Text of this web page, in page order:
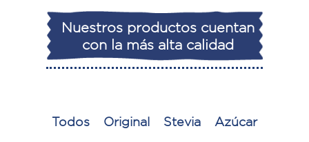
Nuestros productos cuentan
con la más alta calidad
Todos Original Stevia
Azúcar